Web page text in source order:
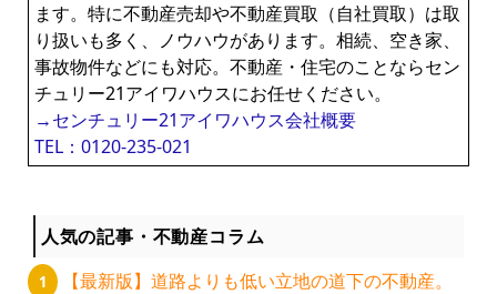
ます。特に不動産売却や不動産買取（自社買取）は取
り扱いも多く、ノウハウがあります。相続、空き家、
事故物件などにも対応。不動産・住宅のことならセン
チュリー21アイワハウスにお任せください。
→センチュリー21アイワハウス会社概要
TEL：0120-235-021
人気の記事・不動産コラム
【最新版】道路よりも低い立地の道下の不動産。